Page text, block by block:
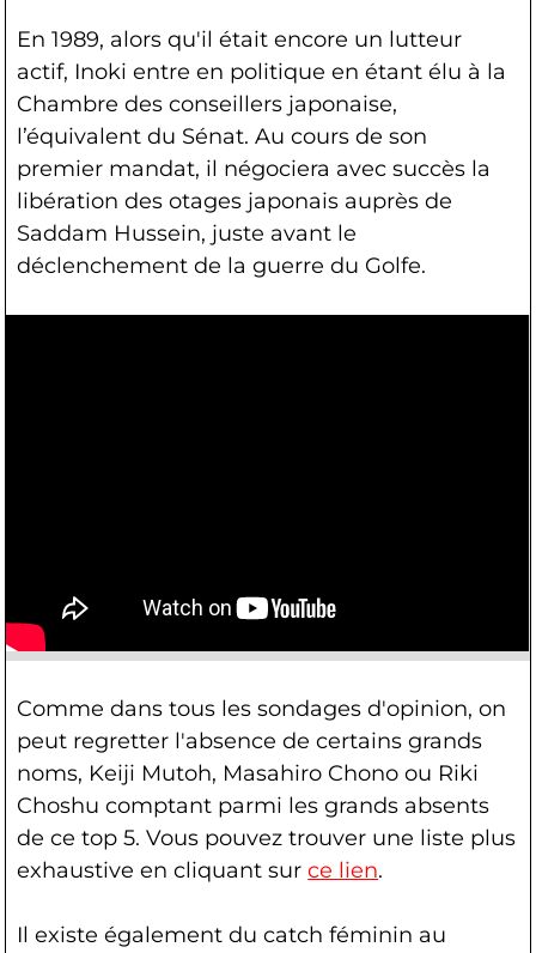
En 1989, alors qu'il était encore un lutteur
actif, Inoki entre en politique en étant élu à la
Chambre des conseillers japonaise,
l’équivalent du Sénat. Au cours de son
premier mandat, il négociera avec succès la
libération des otages japonais auprès de
Saddam Hussein, juste avant le
déclenchement de la guerre du Golfe.
Comme dans tous les sondages d'opinion, on
peut regretter l'absence de certains grands
noms, Keiji Mutoh, Masahiro Chono ou Riki
Choshu comptant parmi les grands absents
de ce top 5. Vous pouvez trouver une liste plus
exhaustive en cliquant surce lien.
Il existe également du catch féminin au